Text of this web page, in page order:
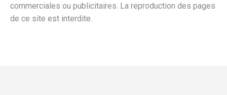
commerciales ou publicitaires. La reproduction des pages
de ce site est interdite.